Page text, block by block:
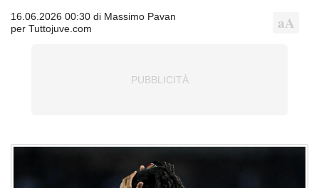
16.06.2026 00:30 di Massimo Pavan
per Tuttojuve.com